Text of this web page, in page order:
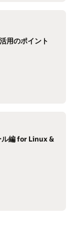
用のポイント
ル編 for Linux &